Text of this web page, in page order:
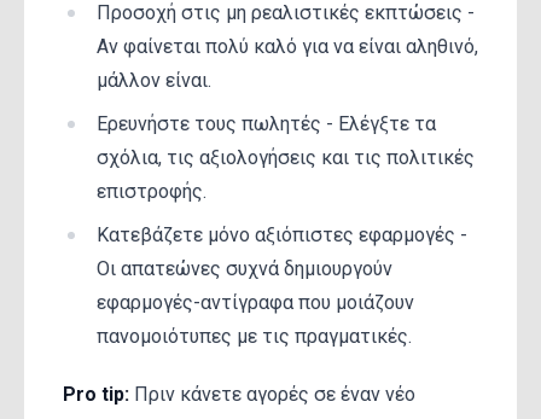
Προσοχή στις μη ρεαλιστικές εκπτώσεις -
Αν φαίνεται πολύ καλό για να είναι αληθινό,
μάλλον είναι.
Ερευνήστε τους πωλητές - Ελέγξτε τα
σχόλια, τις αξιολογήσεις και τις πολιτικές
επιστροφής.
Κατεβάζετε μόνο αξιόπιστες εφαρμογές -
Οι απατεώνες συχνά δημιουργούν
εφαρμογές-αντίγραφα που μοιάζουν
πανομοιότυπες με τις πραγματικές.
Pro tip: Πριν κάνετε αγορές σε έναν νέο